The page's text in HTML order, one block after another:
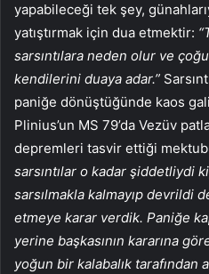
yapabileceği tek şey,
yatıştırmak için dua etmektir:
sarsıntılara neden olur ve
kendilerini duaya adar.”
paniğe dönüştüğünde kaos
Plinius’un MS 79’da Vezüv
depremleri tasvir ettiği
sarsıntılar o kadar şiddetliydi
sarsılmakla kalmayıp devrildi
etmeye karar verdik. Paniğe
yerine başkasının kararına
yoğun bir kalabalık tarafından